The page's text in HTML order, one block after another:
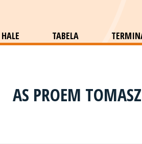
HALE TABELA
AS PROEM